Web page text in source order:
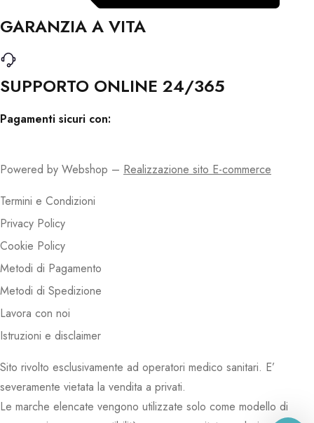
GARANZIA A VITA
SUPPORTO ONLINE 24/365
Pagamenti sicuri con:
Powered by Webshop – Realizzazione sito E-commerce
Termini e Condizioni
Privacy Policy
Cookie Policy
Metodi di Pagamento
Metodi di Spedizione
Lavora con noi
Istruzioni e disclaimer
Sito rivolto esclusivamente ad operatori medico sanitari. E’
severamente vietata la vendita a privati.
Le marche elencate vengono utilizzate solo come modello di